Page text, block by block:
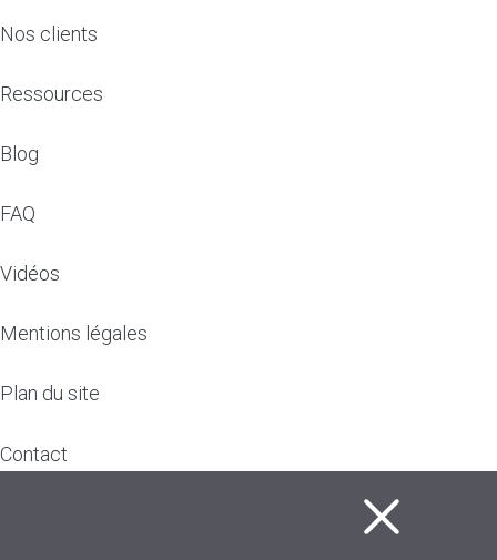
Nos clients
Ressources
Blog
FAQ
Vidéos
Mentions légales
Plan du site
Contact